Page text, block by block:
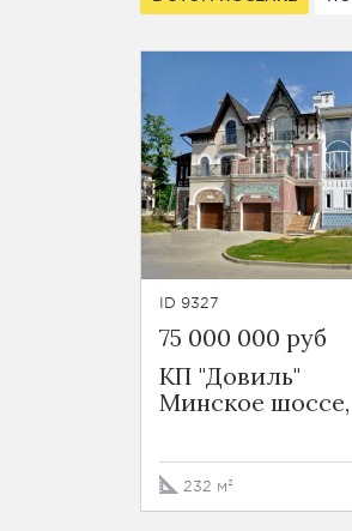
ID 9327
75 000 000 руб
КП "Довиль"
Минское шоссе,
232 м²